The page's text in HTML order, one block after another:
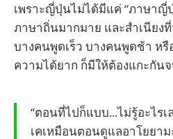
เพราะญี่ปุ่นไม่ได้มีแค่ “ภาษาญี่
ภาษาถิ่นมากมาย และสำเนียง
บางคนพูดเร็ว บางคนพูดช้า หรื
ความได้ยาก ก็มีให้ต้องแกะกัน
“ตอนที่ไปก็แบบ...ไม่รู้อะไร
เคเหมือนตอนดูแลอาโยยา